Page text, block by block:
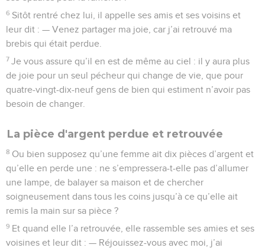
6 Sitôt rentré chez lui, il appelle ses amis et ses voisins et
leur dit : — Venez partager ma joie, car j’ai retrouvé ma
brebis qui était perdue.
7 Je vous assure qu’il en est de même au ciel : il y aura plus
de joie pour un seul pécheur qui change de vie, que pour
quatre-vingt-dix-neuf gens de bien qui estiment n’avoir pas
besoin de changer.
La pièce d'argent perdue et retrouvée
8 Ou bien supposez qu’une femme ait dix pièces d’argent et
qu’elle en perde une : ne s’empressera-t-elle pas d’allumer
une lampe, de balayer sa maison et de chercher
soigneusement dans tous les coins jusqu’à ce qu’elle ait
remis la main sur sa pièce ?
9 Et quand elle l’a retrouvée, elle rassemble ses amies et ses
voisines et leur dit : — Réjouissez-vous avec moi, j’ai